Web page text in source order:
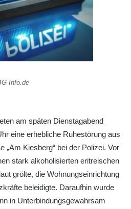
Info.de
am späten Dienstagabend
eine erhebliche Ruhestörung aus
„Am Kiesberg“ bei der Polizei. Vor
stark alkoholisierten eritreischen
grölte, die Wohnungseinrichtung
beleidigte. Daraufhin wurde
in Unterbindungsgewahrsam